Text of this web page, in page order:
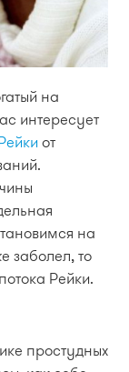
на
интересует
от
на
заболел, то
Рейки.
простудных